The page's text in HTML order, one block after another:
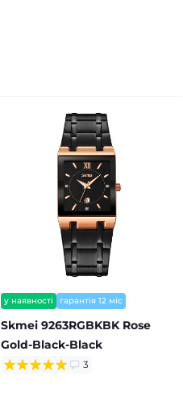
у наявності гарантія 12 міс
Skmei 9263RGBKBK Rose
Gold-Black-Black
3